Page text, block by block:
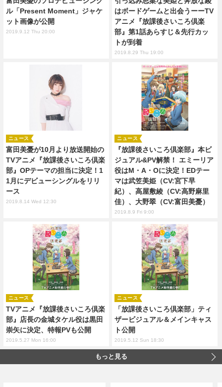
ル「Present Moment」ジャケ
ット画像が公開
2019.9.12 Thu 20:00
はボードゲームと出会うーーTV
アニメ『放課後さいころ倶楽
部』第1話あらすじ＆先行カッ
トが到着
2019.8.29 Thu 19:00
富田美憂が10月より放送開始の
TVアニメ『放課後さいころ倶楽
部』OPテーマの担当に決定！1
1月にデビューシングルをリリ
ース
ニュース
2019.8.14 Wed 12:30
『放課後さいころ倶楽部』本ビ
ジュアル&PV解禁！ エミーリア
役はM・A・Oに決定！EDテー
マは武笠美姫（CV:宮下早
紀）、高屋敷綾（CV:高野麻里
佳）、大野翠（CV:富田美憂）
ニュース
2019.8.9 Fri 9:00
TVアニメ『放課後さいころ倶楽
部』店長の金城タケル役は黒田
崇矢に決定、特報PVも公開
ニュース
2019.5.27 Mon 16:00
「放課後さいころ倶楽部」ティ
ザービジュアル＆メインキャス
ト公開
ニュース
2019.5.12 Sun 18:30
もっと見る